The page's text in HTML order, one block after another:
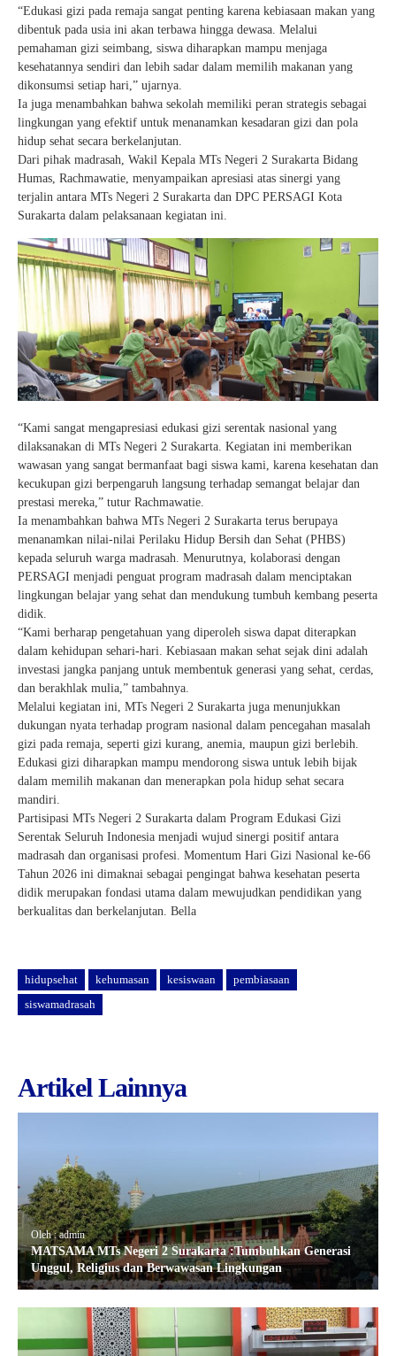
“Edukasi gizi pada remaja sangat penting karena kebiasaan makan yang
dibentuk pada usia ini akan terbawa hingga dewasa. Melalui
pemahaman gizi seimbang, siswa diharapkan mampu menjaga
kesehatannya sendiri dan lebih sadar dalam memilih makanan yang
dikonsumsi setiap hari,” ujarnya.
Ia juga menambahkan bahwa sekolah memiliki peran strategis sebagai
lingkungan yang efektif untuk menanamkan kesadaran gizi dan pola
hidup sehat secara berkelanjutan.
Dari pihak madrasah, Wakil Kepala MTs Negeri 2 Surakarta Bidang
Humas, Rachmawatie, menyampaikan apresiasi atas sinergi yang
terjalin antara MTs Negeri 2 Surakarta dan DPC PERSAGI Kota
Surakarta dalam pelaksanaan kegiatan ini.
“Kami sangat mengapresiasi edukasi gizi serentak nasional yang
dilaksanakan di MTs Negeri 2 Surakarta. Kegiatan ini memberikan
wawasan yang sangat bermanfaat bagi siswa kami, karena kesehatan dan
kecukupan gizi berpengaruh langsung terhadap semangat belajar dan
prestasi mereka,” tutur Rachmawatie.
Ia menambahkan bahwa MTs Negeri 2 Surakarta terus berupaya
menanamkan nilai-nilai Perilaku Hidup Bersih dan Sehat (PHBS)
kepada seluruh warga madrasah. Menurutnya, kolaborasi dengan
PERSAGI menjadi penguat program madrasah dalam menciptakan
lingkungan belajar yang sehat dan mendukung tumbuh kembang peserta
didik.
“Kami berharap pengetahuan yang diperoleh siswa dapat diterapkan
dalam kehidupan sehari-hari. Kebiasaan makan sehat sejak dini adalah
investasi jangka panjang untuk membentuk generasi yang sehat, cerdas,
dan berakhlak mulia,” tambahnya.
Melalui kegiatan ini, MTs Negeri 2 Surakarta juga menunjukkan
dukungan nyata terhadap program nasional dalam pencegahan masalah
gizi pada remaja, seperti gizi kurang, anemia, maupun gizi berlebih.
Edukasi gizi diharapkan mampu mendorong siswa untuk lebih bijak
dalam memilih makanan dan menerapkan pola hidup sehat secara
mandiri.
Partisipasi MTs Negeri 2 Surakarta dalam Program Edukasi Gizi
Serentak Seluruh Indonesia menjadi wujud sinergi positif antara
madrasah dan organisasi profesi. Momentum Hari Gizi Nasional ke-66
Tahun 2026 ini dimaknai sebagai pengingat bahwa kesehatan peserta
didik merupakan fondasi utama dalam mewujudkan pendidikan yang
berkualitas dan berkelanjutan. Bella
hidupsehat kehumasan kesiswaan
pembiasaan
siswamadrasah
Artikel Lainnya
Oleh : admin
MATSAMA MTs Negeri 2 Surakarta :Tumbuhkan Generasi
Unggul, Religius dan Berwawasan Lingkungan